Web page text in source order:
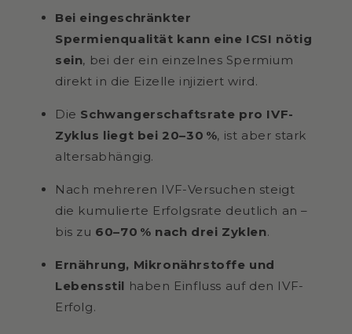
Bei eingeschränkter
Spermienqualität kann eine ICSI nötig
sein, bei der ein einzelnes Spermium
direkt in die Eizelle injiziert wird.
Die Schwangerschaftsrate pro IVF-
Zyklus liegt bei 20–30 %, ist aber stark
altersabhängig.
Nach mehreren IVF-Versuchen steigt
die kumulierte Erfolgsrate deutlich an –
bis zu 60–70 % nach drei Zyklen.
Ernährung, Mikronährstoffe und
Lebensstil haben Einfluss auf den IVF-
Erfolg.